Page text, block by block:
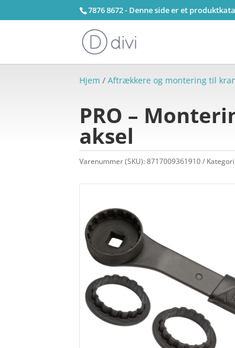
7876 8672 - Denne side er et
Hjem /Aftrækkere og montering til
PRO –
aksel
Varenummer (SKU):8717009361910